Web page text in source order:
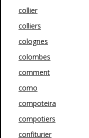
collier
colliers
colognes
colombes
comment
como
compoteira
compotiers
confiturier